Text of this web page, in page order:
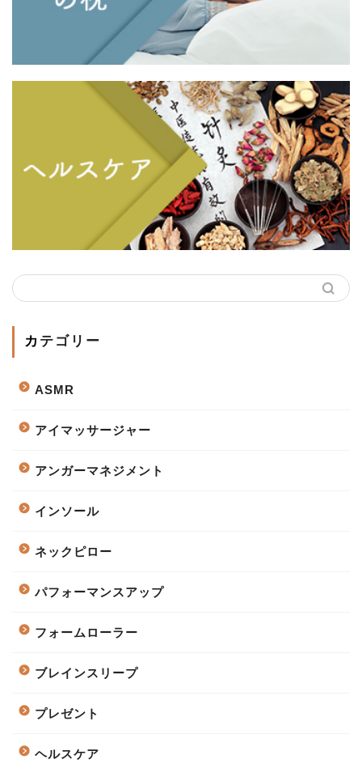
カテゴリー
ASMR
アイマッサージャー
アンガーマネジメント
インソール
ネックピロー
パフォーマンスアップ
フォームローラー
ブレインスリープ
プレゼント
ヘルスケア